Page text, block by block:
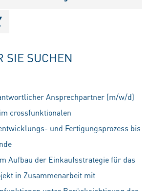
SIE SUCHEN
Ansprechpartner (m/w/d)
crossfunktionalen
und Fertigungsprozess bis
Aufbau der Einkaufsstrategie für das
in Zusammenarbeit mit